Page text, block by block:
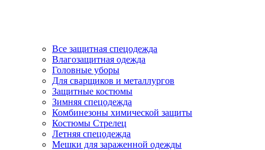
Все защитная спецодежда
Влагозащитная одежда
Головные уборы
Для сварщиков и металлургов
Защитные костюмы
Зимняя спецодежда
Комбинезоны химической защиты
Костюмы Стрелец
Летняя спецодежда
Мешки для зараженной одежды